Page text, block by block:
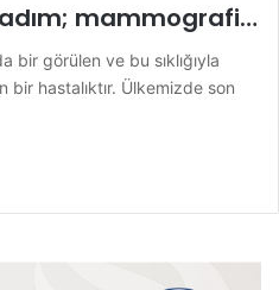
mammografi…
bir görülen ve bu sıklığıyla
bir hastalıktır. Ülkemizde son